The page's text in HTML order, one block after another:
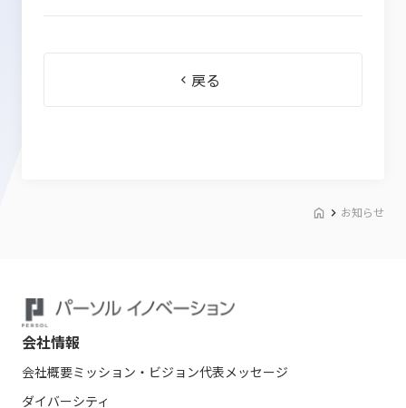
戻る
お知らせ
会社情報
会社概要ミッション・ビジョン代表メッセージ
ダイバーシティ